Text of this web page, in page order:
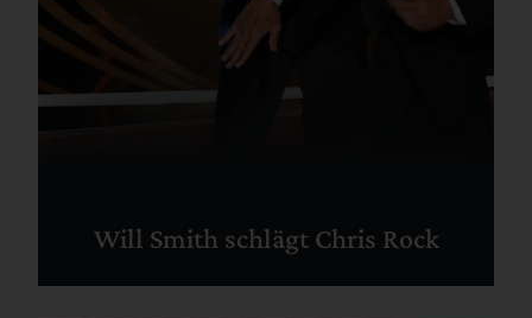
Will Smith schlägt Chris Rock